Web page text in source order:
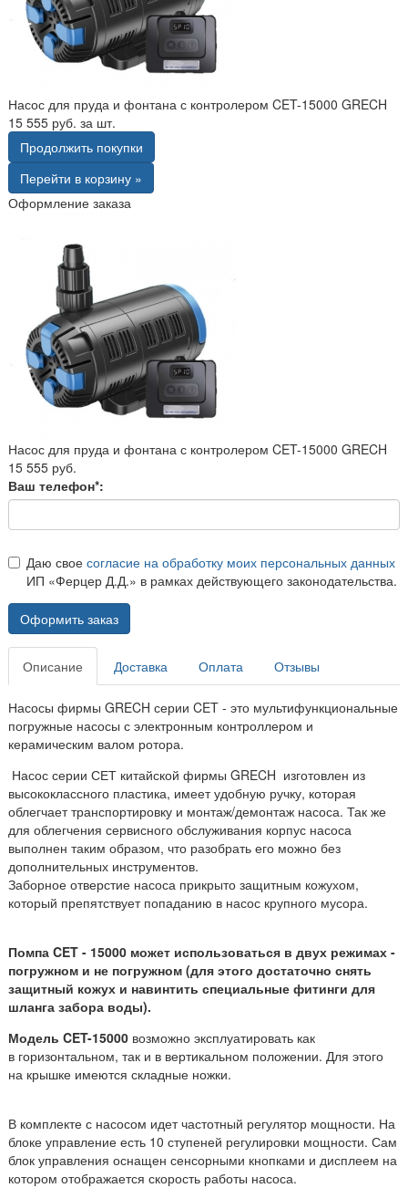
Насос для пруда и фонтана с контролером CET-15000 GRECH
15 555 руб. за шт.
Продолжить покупки
Перейти в корзину »
Оформление заказа
Насос для пруда и фонтана с контролером CET-15000 GRECH
15 555 руб.
Ваш телефон*:
Даю свое согласие на обработку моих персональных данных
ИП «Ферцер Д.Д.» в рамках действующего законодательства.
Оформить заказ
Описание Доставка Оплата Отзывы
Насосы фирмы GRECH серии CET - это мультифункциональные
погружные насосы с электронным контроллером и
керамическим валом ротора.
Насос серии СЕТ китайской фирмы GRECH изготовлен из
высококлассного пластика, имеет удобную ручку, которая
облегчает транспортировку и монтаж/демонтаж насоса. Так же
для облегчения сервисного обслуживания корпус насоса
выполнен таким образом, что разобрать его можно без
дополнительных инструментов.
Заборное отверстие насоса прикрыто защитным кожухом,
который препятствует попаданию в насос крупного мусора.
Помпа CET - 15000 может использоваться в двух режимах -
погружном и не погружном (для этого достаточно снять
защитный кожух и навинтить специальные фитинги для
шланга забора воды).
Модель CET-15000 возможно эксплуатировать как
в горизонтальном, так и в вертикальном положении. Для этого
на крышке имеются складные ножки.
В комплекте с насосом идет частотный регулятор мощности. На
блоке управление есть 10 ступеней регулировки мощности. Сам
блок управления оснащен сенсорными кнопками и дисплеем на
котором отображается скорость работы насоса.